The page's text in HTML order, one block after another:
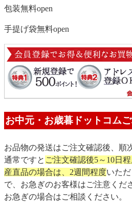
包装無料open
手提げ袋無料open
お中元・お歳暮ドットコム
お品物の発送はご注文確認後、順
通常ですと ご注文確認後5～10日
産直品の場合は、2週間程度いた
で、お急ぎのお客様はご注意くだ
お急ぎの場合はご相談ください。